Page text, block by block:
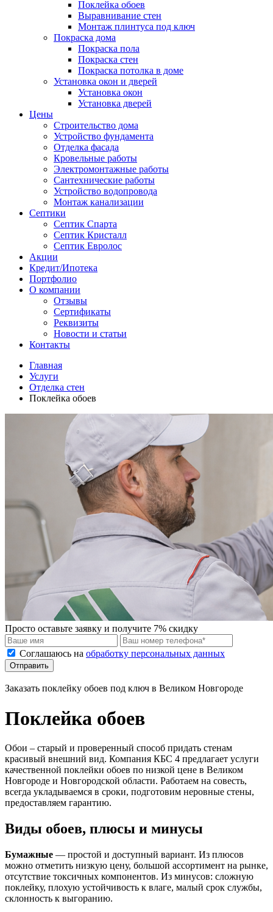
Поклейка обоев
Выравнивание стен
Монтаж плинтуса под ключ
Покраска дома
Покраска пола
Покраска стен
Покраска потолка в доме
Установка окон и дверей
Установка окон
Установка дверей
Цены
Строительство дома
Устройство фундамента
Отделка фасада
Кровельные работы
Электромонтажные работы
Сантехнические работы
Устройство водопровода
Монтаж канализации
Септики
Септик Спарта
Септик Кристалл
Септик Евролос
Акции
Кредит/Ипотека
Портфолио
О компании
Отзывы
Сертификаты
Реквизиты
Новости и статьи
Контакты
Главная
Услуги
Отделка стен
Поклейка обоев
Просто оставьте заявку и получите 7% скидку
Соглашаюсь на обработку персональных данных
Отправить
Заказать поклейку обоев под ключ в Великом Новгороде
Поклейка обоев
Обои – старый и проверенный способ придать стенам
красивый внешний вид. Компания КБС 4 предлагает услуги
качественной поклейки обоев по низкой цене в Великом
Новгороде и Новгородской области. Работаем на совесть,
всегда укладываемся в сроки, подготовим неровные стены,
предоставляем гарантию.
Виды обоев, плюсы и минусы
Бумажные — простой и доступный вариант. Из плюсов
можно отметить низкую цену, большой ассортимент на рынке,
отсутствие токсичных компонентов. Из минусов: сложную
поклейку, плохую устойчивость к влаге, малый срок службы,
склонность к выгоранию.